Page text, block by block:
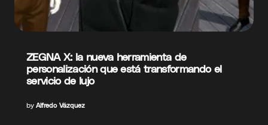
ZEGNA X: la nueva herramienta de
personalización que está transformando el
servicio de lujo
by Alfredo Vázquez